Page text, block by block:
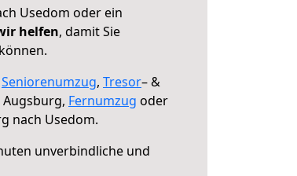
Usedom oder ein
helfen, damit Sie
Seniorenumzug, Tresor– &
Augsburg, Fernumzug oder
nach Usedom.
unverbindliche und